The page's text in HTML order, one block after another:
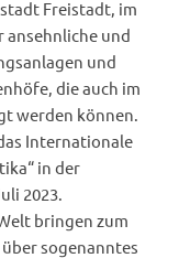
Freistadt, im
ansehnliche und
und
die auch im
werden können.
Internationale
in der
2023.
bringen zum
sogenanntes